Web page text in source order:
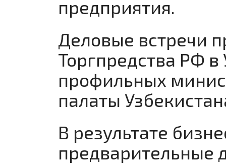
предприятия.
Деловые встречи
Торгпредства РФ
профильных
палаты
В результате
предварительные